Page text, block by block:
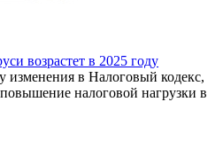
возрастет в 2025 году
изменения в Налоговый кодекс,
налоговой нагрузки в